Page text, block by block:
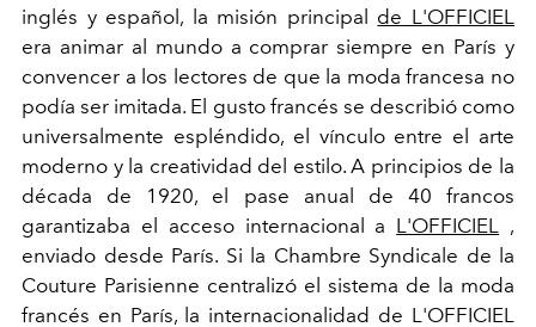
inglés y español, la misión principal de L'OFFICIEL
era animar al mundo a comprar siempre en París y
convencer a los lectores de que la moda francesa no
podía ser imitada. El gusto francés se describió como
universalmente espléndido, el vínculo entre el arte
moderno y la creatividad del estilo. A principios de la
década de 1920, el pase anual de 40 francos
garantizaba el acceso internacional a L'OFFICIEL
,
enviado desde París. Si la Chambre Syndicale de la
Couture Parisienne centralizó el sistema de la moda
francés en París, la internacionalidad de L'OFFICIEL